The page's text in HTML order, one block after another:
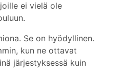
ei vielä ole
Se on hyödyllinen.
kun ne ottavat
järjestyksessä kuin